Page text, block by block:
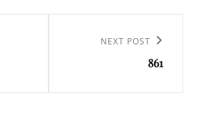
NEXT POST
861